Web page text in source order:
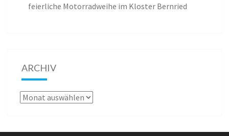
feierliche Motorradweihe im Kloster Bernried
ARCHIV
Archiv